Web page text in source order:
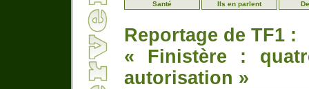
Santé
Ils en parlent
Reportage de TF1 :
« Finistère :
autorisation »